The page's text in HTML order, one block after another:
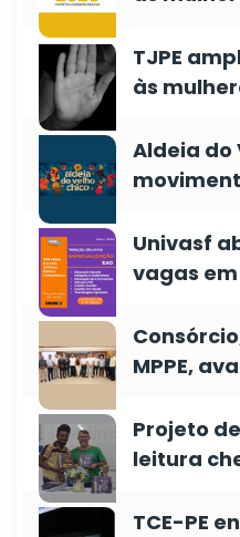
TJPE
às
Aldeia do
Univasf
vagas
MPPE,
Projeto
leitura
TCE-PE